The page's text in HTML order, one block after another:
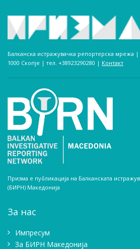
Балканска истражувачка репортерска мрежа
1000 Скопје | тел. +38923290280­ | Контакт
Призма е публикација на Балканската
(БИРН) Македонија
За нас
Импресум
Зa БИРН Македонија